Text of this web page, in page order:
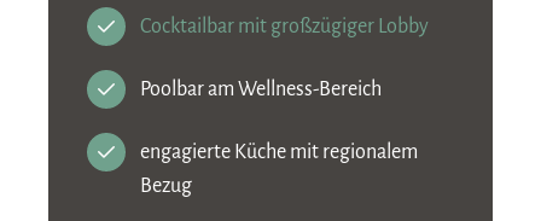
Cocktailbar mit großzügiger Lobby
Poolbar am Wellness-Bereich
engagierte Küche mit regionalem
Bezug